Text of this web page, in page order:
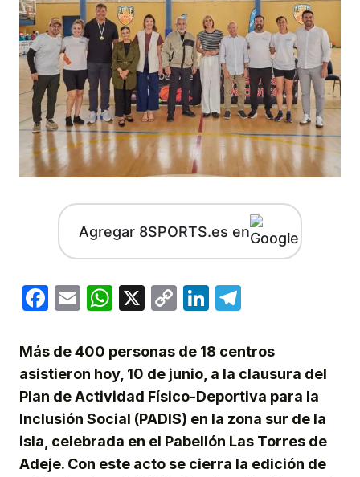
Agregar 8SPORTS.es en
Facebook
EmailWhatsApp
X
CopyLinkedIn
Más de 400 personas de 18 centros
asistieron hoy, 10 de junio, a la clausura del
Plan de Actividad Físico-Deportiva para la
Inclusión Social (PADIS) en la zona sur de la
isla, celebrada en el Pabellón Las Torres de
Adeje. Con este acto se cierra la edición de